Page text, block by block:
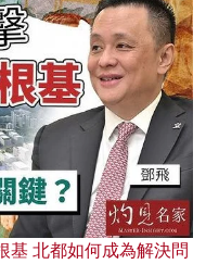
基 北都如何成為解決問